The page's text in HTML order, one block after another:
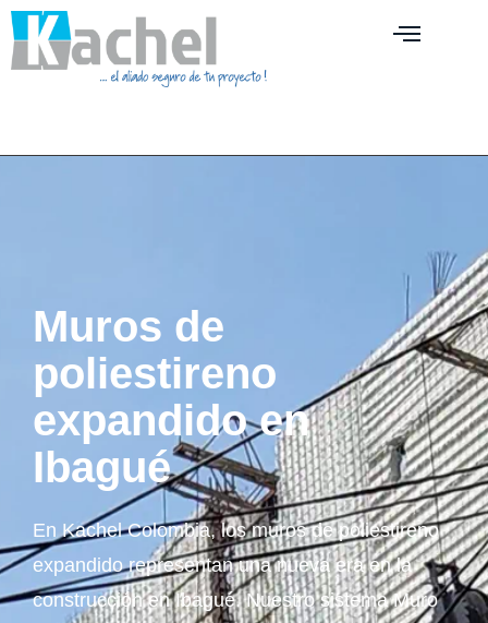
Muros de
poliestireno
expandido en
Ibagué
En Kachel Colombia, los muros de poliestireno
expandido representan una nueva era en la
construcción en Ibagué. Nuestro sistema Muro